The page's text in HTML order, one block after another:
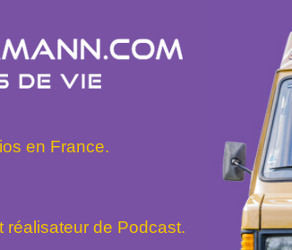
en France.
réalisateur de Podcast.